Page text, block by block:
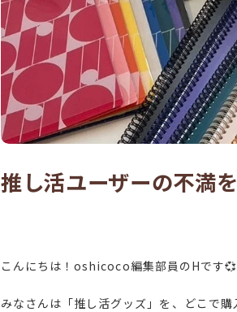
推し活ユーザーの不満
こ んにちは！oshicoco編集部員のHです💞
みなさんは「推し活グッズ」を、どこで